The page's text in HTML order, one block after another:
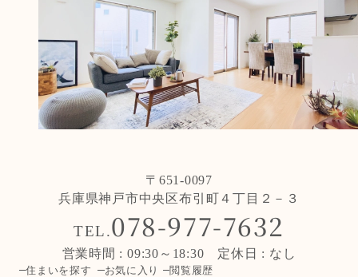
〒651-0097
兵庫県神戸市中央区布引町４丁目２－３
TEL.078-977-7632
営業時間 : 09:30～18:30 定休日 : なし
住まいを探す お気に入り
閲覧履歴